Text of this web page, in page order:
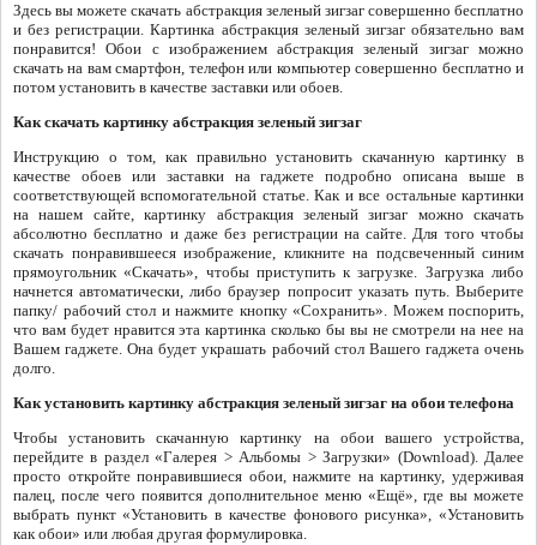
Здесь вы можете скачать абстракция зеленый зигзаг совершенно бесплатно
и без регистрации. Картинка абстракция зеленый зигзаг обязательно вам
понравится! Обои с изображением абстракция зеленый зигзаг можно
скачать на вам смартфон, телефон или компьютер совершенно бесплатно и
потом установить в качестве заставки или обоев.
Как скачать картинку абстракция зеленый зигзаг
Инструкцию о том, как правильно установить скачанную картинку в
качестве обоев или заставки на гаджете подробно описана выше в
соответствующей вспомогательной статье. Как и все остальные картинки
на нашем сайте, картинку абстракция зеленый зигзаг можно скачать
абсолютно бесплатно и даже без регистрации на сайте. Для того чтобы
скачать понравившееся изображение, кликните на подсвеченный синим
прямоугольник «Скачать», чтобы приступить к загрузке. Загрузка либо
начнется автоматически, либо браузер попросит указать путь. Выберите
папку/ рабочий стол и нажмите кнопку «Сохранить». Можем поспорить,
что вам будет нравится эта картинка сколько бы вы не смотрели на нее на
Вашем гаджете. Она будет украшать рабочий стол Вашего гаджета очень
долго.
Как установить картинку абстракция зеленый зигзаг на обои телефона
Чтобы установить скачанную картинку на обои вашего устройства,
перейдите в раздел «Галерея > Альбомы > Загрузки» (Download). Далее
просто откройте понравившиеся обои, нажмите на картинку, удерживая
палец, после чего появится дополнительное меню «Ещё», где вы можете
выбрать пункт «Установить в качестве фонового рисунка», «Установить
как обои» или любая другая формулировка.